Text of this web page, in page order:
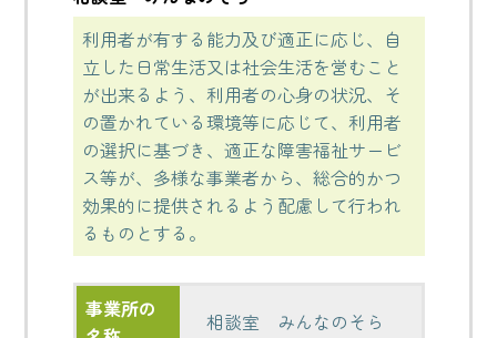
利用者が有する能力及び適正に応じ、自
立した日常生活又は社会生活を営むこと
が出来るよう、利用者の心身の状況、そ
の置かれている環境等に応じて、利用者
の選択に基づき、適正な障害福祉サービ
ス等が、多様な事業者から、総合的かつ
効果的に提供されるよう配慮して行われ
るものとする。
事業所の
相談室 みんなのそら